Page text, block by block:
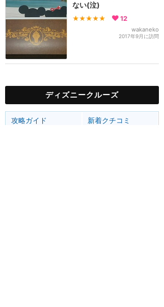
ない(泣)
★★★★★ 12
wakaneko
2017年9月に訪問
ディズニークルーズ
攻略ガイド
新着クチコミ